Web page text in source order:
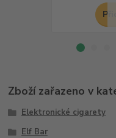
Zboží zařazeno v
Elektronické cigarety
Elf Bar